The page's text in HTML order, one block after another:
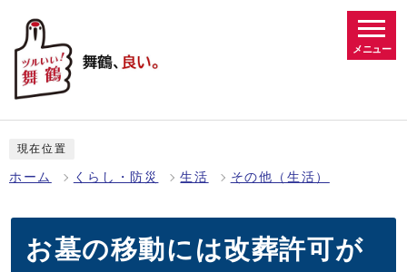
メニュー
現在位置
ホーム くらし・防災 生活 その他（生活）
お墓の移動には改葬許可が